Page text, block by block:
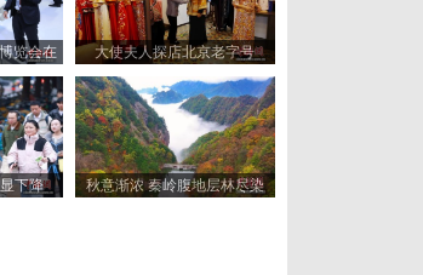
览会在
大使夫人探店北京老字号
下降 秋意渐浓 秦岭腹地层林尽染